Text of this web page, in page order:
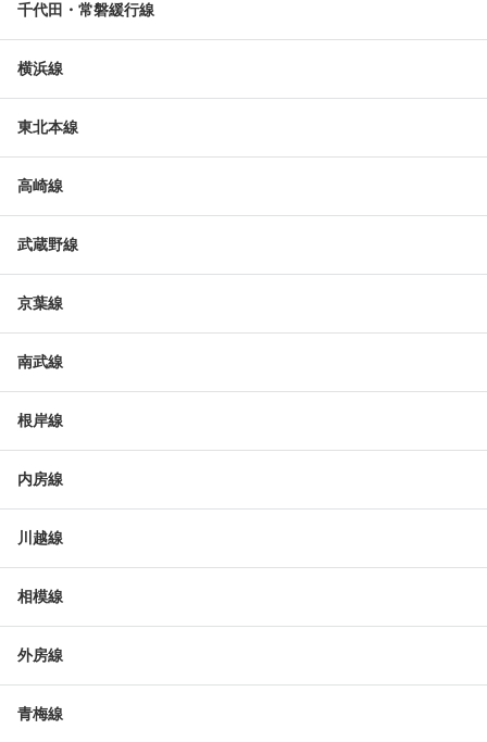
千代田・常磐緩行線
横浜線
東北本線
高崎線
武蔵野線
京葉線
南武線
根岸線
内房線
川越線
相模線
外房線
青梅線